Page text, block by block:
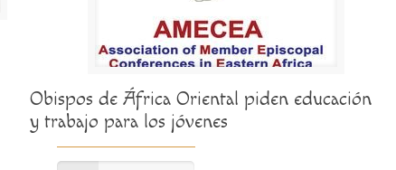
Obispos de África Oriental piden educación
y trabajo para los jóvenes